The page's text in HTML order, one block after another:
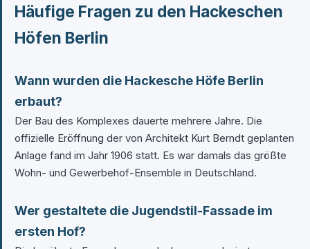
Häufige Fragen zu den Hackeschen
Höfen Berlin
Wann wurden die Hackesche Höfe Berlin
erbaut?
Der Bau des Komplexes dauerte mehrere Jahre. Die
offizielle Eröffnung der von Architekt Kurt Berndt geplanten
Anlage fand im Jahr 1906 statt. Es war damals das größte
Wohn- und Gewerbehof-Ensemble in Deutschland.
Wer gestaltete die Jugendstil-Fassade im
ersten Hof?